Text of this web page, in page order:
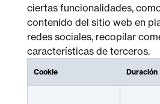
ciertas funcionalidades,
contenido del sitio web en
redes sociales, recopilar
características de terceros.
Cookie Duración